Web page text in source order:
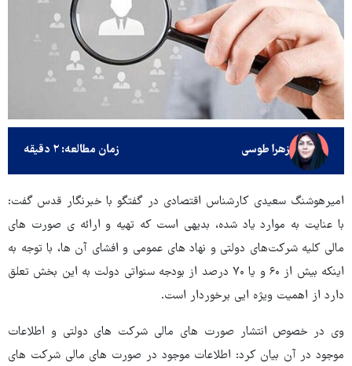
زهرا طوسی زمان مطالعه: ۲ دقیقه
امیرهوشنگ سعیدی کارشناس اقتصادی در گفتگو با خبرنگار قدس گفت:
با عنایت به موارد یاد شده، بدیهی است که تهیه و ارائه ی صورت های
مالی کلیه شرکت‌های دولتی و نهاد های عمومی و افشای آن ها، با توجه به
اینکه بیش از ۶۰ و یا ۷۰ درصد از بودجه سنواتی دولت به این بخش تعلق
دارد از اهمیت ویژه ایی برخوردار است.
وی در خصوص انتشار صورت های مالی شرکت های دولتی و اطلاعات
موجود در آن بیان کرد: اطلاعات موجود در صورت های مالی شرکت های